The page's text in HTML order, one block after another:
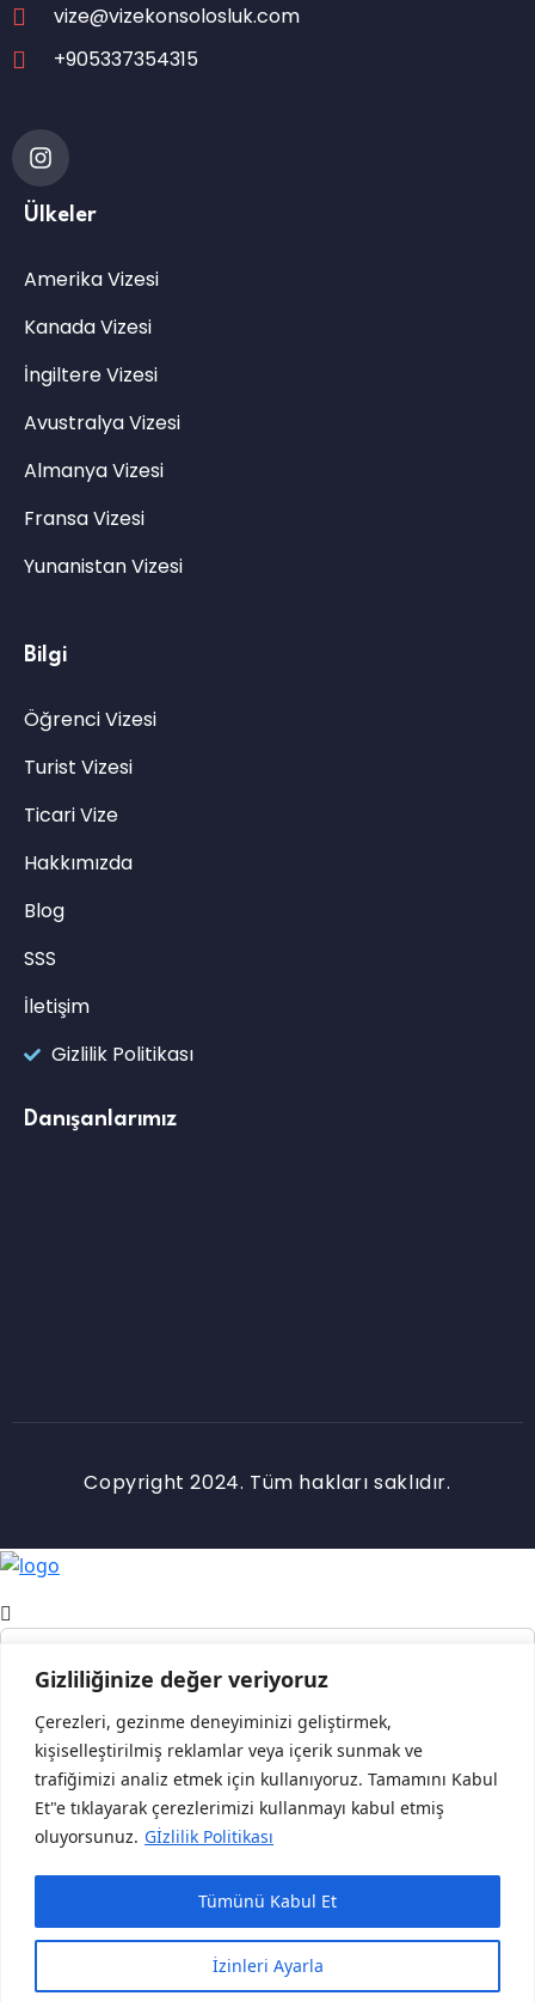
Gizliliğinize değer veriyoruz
Çerezleri, gezinme deneyiminizi geliştirmek,
kişiselleştirilmiş reklamlar veya içerik sunmak ve
trafiğimizi analiz etmek için kullanıyoruz. Tamamını Kabul
Et"e tıklayarak çerezlerimizi kullanmayı kabul etmiş
oluyorsunuz. Gİzlilik Politikası
İzinleri Ayarla
Tümünü Kabul Et
vize@vizekonsolosluk.com
+905337354315
Ülkeler
Amerika Vizesi
Kanada Vizesi
İngiltere Vizesi
Avustralya Vizesi
Almanya Vizesi
Fransa Vizesi
Yunanistan Vizesi
Bilgi
Öğrenci Vizesi
Turist Vizesi
Ticari Vize
Hakkımızda
Blog
SSS
İletişim
Gizlilik Politikası
Danışanlarımız
Copyright 2024. Tüm hakları saklıdır.
About Immigro
About
Form Immigro